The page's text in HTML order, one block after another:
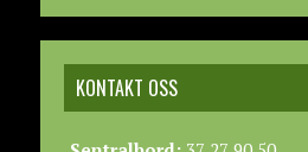
KONTAKT OSS